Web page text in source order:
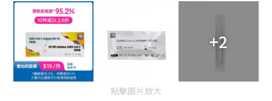
+2
點擊圖片放大